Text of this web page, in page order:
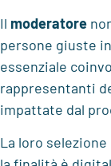
Il moderatore
persone giuste
essenziale
rappresentanti
impattate dal
La loro selezione